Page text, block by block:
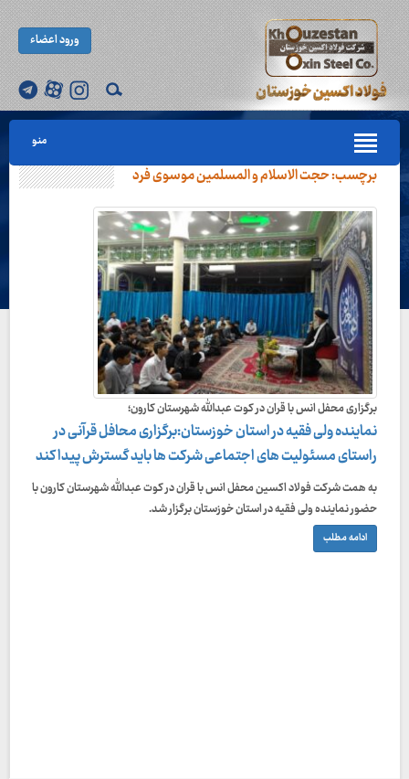
ورود اعضاء
منو
برچسب:حجت الاسلام و المسلمین موسوی فرد
برگزاری محفل انس با قران در کوت عبدالله شهرستان کارون؛
نماینده ولی فقیه در استان خوزستان:برگزاری محافل قرآنی در
راستای مسئولیت های اجتماعی شرکت ها باید گسترش پیدا کند
به همت شرکت فولاد اکسین محفل انس با قران در کوت عبدالله شهرستان کارون با
حضور نماینده ولی فقیه در استان خوزستان برگزار شد.
ادامه مطلب